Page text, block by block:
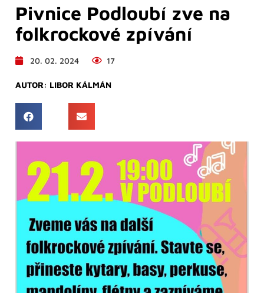
Pivnice Podloubí zve na
folkrockové zpívání
20. 02. 2024 17
AUTOR: LIBOR KÁLMÁN